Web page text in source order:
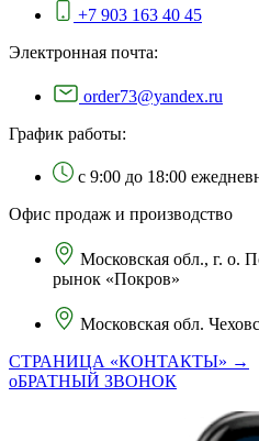
+7 903 163 40 45
Электронная почта:
order73@yandex.ru
График работы:
с 9:00 до 18:00
Офис продаж и производство
Московская обл., г. о.
рынок «Покров»
Московская обл.
СТРАНИЦА «КОНТАКТЫ» →
оБРАТНЫЙ ЗВОНОК